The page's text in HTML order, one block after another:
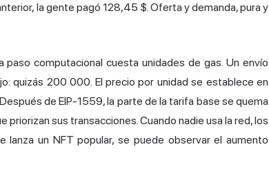
la gente pagó 128,45 $. Oferta y demanda, pura y
computacional cuesta unidades de gas. Un envío
quizás 200 000. El precio por unidad se establece en
de EIP-1559, la parte de la tarifa base se quema
sus transacciones. Cuando nadie usa la red, los
un NFT popular, se puede observar el aumento